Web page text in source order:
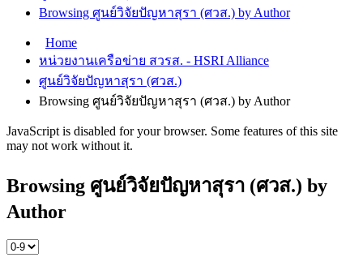
Browsing ศูนย์วิจัยปัญหาสุรา (ศวส.) by Author
Home
หน่วยงานเครือข่าย สวรส. - HSRI Alliance
ศูนย์วิจัยปัญหาสุรา (ศวส.)
Browsing ศูนย์วิจัยปัญหาสุรา (ศวส.) by Author
JavaScript is disabled for your browser. Some features of this site
may not work without it.
Browsing ศูนย์วิจัยปัญหาสุรา (ศวส.) by
Author